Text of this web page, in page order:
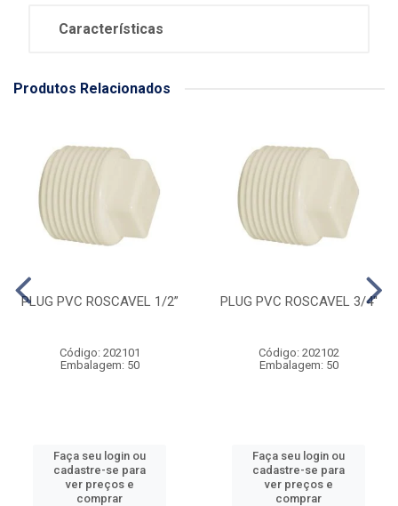
Características
Produtos Relacionados
PLUG PVC ROSCAVEL 1/2”
Código: 202101
Embalagem: 50
Faça seu login ou
cadastre-se para
ver preços e
comprar
PLUG PVC ROSCAVEL 3/4''
Código: 202102
Embalagem: 50
Faça seu login ou
cadastre-se para
ver preços e
comprar